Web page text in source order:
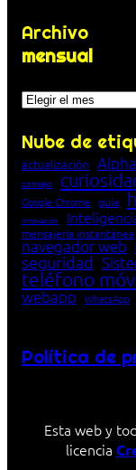
Archivo
mensual
Archivos
Nube de
actualización
consejo
Google Chrome guía
innovación
mensajería instantánea
navegador web
seguridad
teléfono
webapp WhatsApp
Política de
Esta web y
licencia